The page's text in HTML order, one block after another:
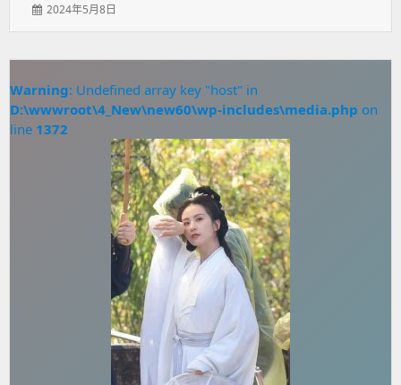
发
2024年5月8日
Warning: Undefined array key "host" in
D:\wwwroot\4_New\new60\wp-includes\media.php on
line 1372